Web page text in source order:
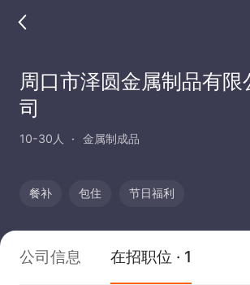
周口市泽圆金属制品有限
司
10-30人 金属制成品
餐补 包住 节日福利
公司信息 在招职位 · 1